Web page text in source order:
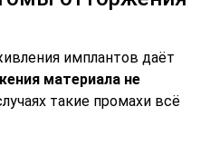
имплантов даёт
материала не
такие промахи всё